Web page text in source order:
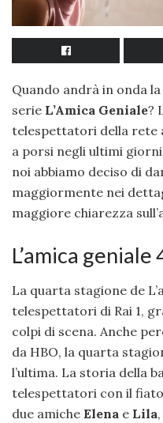
Quando andrà in onda
serie L’Amica Geniale?
telespettatori della rete
a porsi negli ultimi
noi abbiamo deciso di
maggiormente nei
maggiore chiarezza
L’amica
La quarta stagione de
telespettatori di Rai 1,
colpi di scena. Anche
da HBO, la quarta
l’ultima. La storia della
telespettatori con il
due amiche Elena e Lila